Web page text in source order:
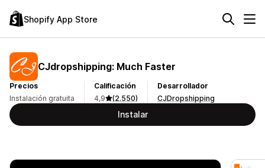
Shopify App Store
CJdropshipping: Much Faster
Precios
Instalación gratuita
Calificación
4,9
(2.550)
Desarrollador
CJDropshipping
Instalar